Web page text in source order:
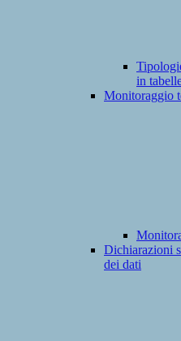
in
Monitoraggio
Dichiarazioni
dei dati